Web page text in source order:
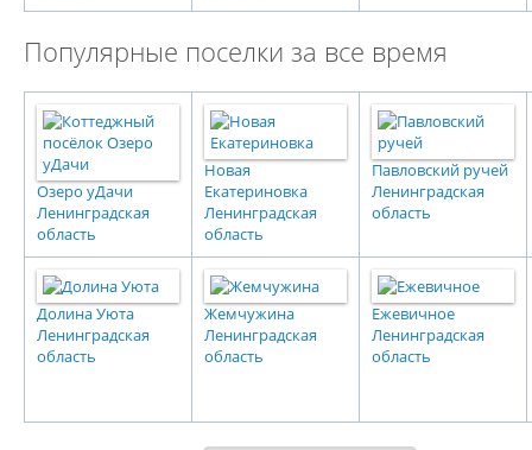
Популярные поселки за все время
Озеро уДачи
Ленинградская
область
Новая
Екатериновка
Ленинградская
область
Павловский ручей
Ленинградская
область
Долина Уюта
Ленинградская
область
Жемчужина
Ленинградская
область
Ежевичное
Ленинградская
область